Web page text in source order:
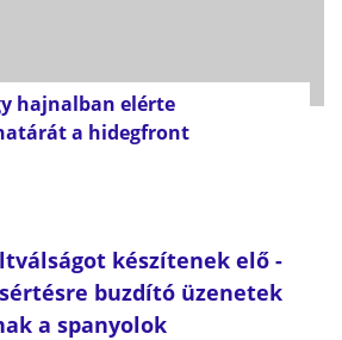
hajnalban elérte
a hidegfront
készítenek elő -
buzdító üzenetek
a spanyolok